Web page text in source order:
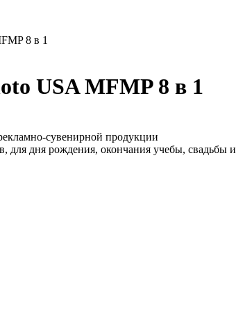
8 в 1
USA MFMP 8 в 1
сувенирной продукции
для дня рождения, окончания учебы, свадьбы и